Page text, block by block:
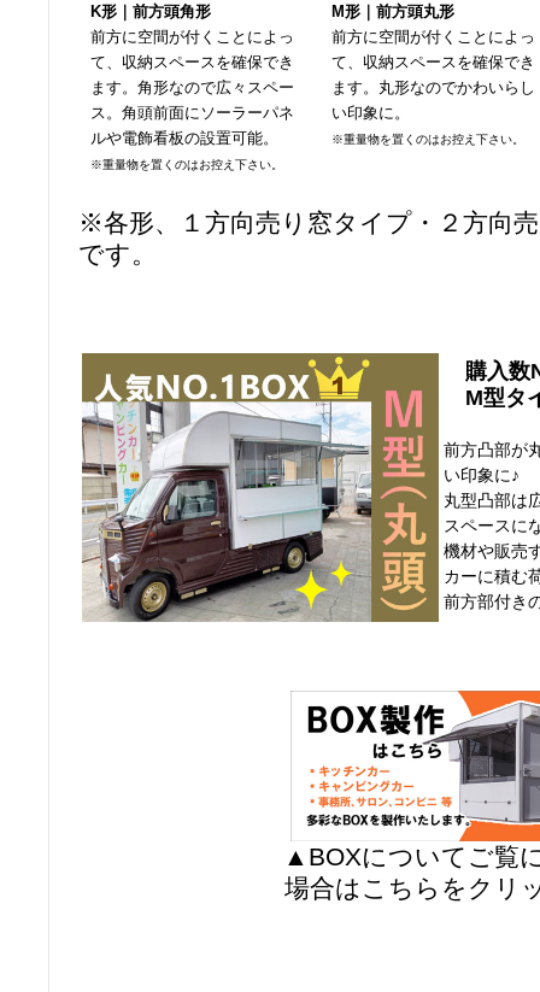
K形｜前方頭角形
前方に空間が付くことによっ
て、収納スペースを確保でき
ます。角形なので広々スペー
ス。角頭前面にソーラーパネ
ルや電飾看板の設置可能。
※重量物を置くのはお控え下さい。
M形｜前方頭丸形
前方に空間が付くことによっ
て、収納スペースを確保でき
ます。丸形なのでかわいらし
い印象に。
※重量物を置くのはお控え下さい。
※各形、１方向売り窓タイプ・２方向
です。
購入数
M型タ
前方凸部が
い印象に♪
丸型凸部は
スペースに
機材や販売
カーに積む
前方部付き
▲BOXについてご覧
場合はこちらをクリ